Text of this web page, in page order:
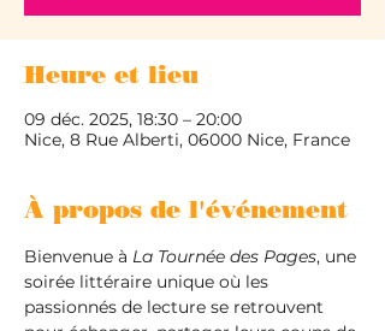
Heure et lieu
09 déc. 2025, 18:30 – 20:00
Nice, 8 Rue Alberti, 06000 Nice, France
À propos de l'événement
Bienvenue à La Tournée des Pages, une
soirée littéraire unique où les
passionnés de lecture se retrouvent